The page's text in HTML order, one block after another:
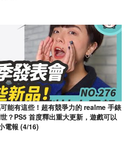
能有這些！超有競爭力的 realme 手錶
？PS5 首度釋出重大更新，遊戲可以
電報 (4/16)